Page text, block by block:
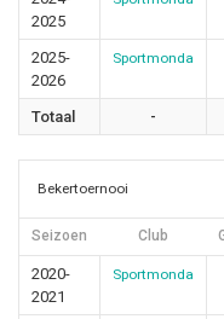
2025
2025-
2026
Sportmonda
Totaal -
Bekertoernooi
Seizoen Club
2020-
2021
Sportmonda